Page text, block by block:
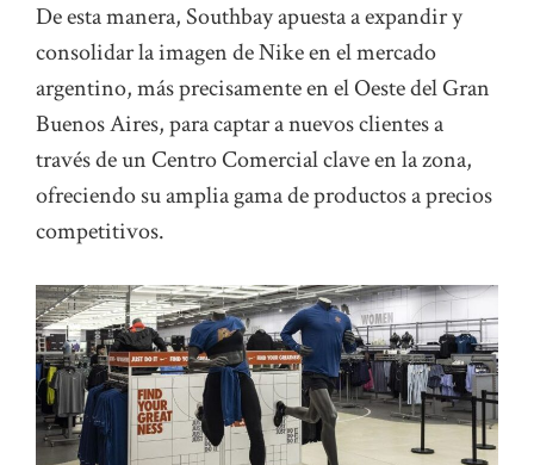
De esta manera, Southbay apuesta a expandir y
consolidar la imagen de Nike en el mercado
argentino, más precisamente en el Oeste del Gran
Buenos Aires, para captar a nuevos clientes a
través de un Centro Comercial clave en la zona,
ofreciendo su amplia gama de productos a precios
competitivos.